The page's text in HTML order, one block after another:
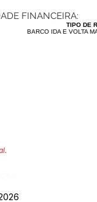
FINANCEIRA:
TIPO DE
BARCO IDA E VOLTA